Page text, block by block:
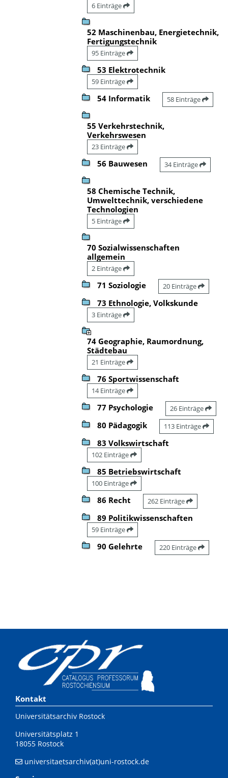
6 Einträge
52 Maschinenbau, Energietechnik,
Fertigungstechnik
95 Einträge
53 Elektrotechnik
59 Einträge
54 Informatik 58 Einträge
55 Verkehrstechnik,
Verkehrswesen
23 Einträge
56 Bauwesen 34 Einträge
58 Chemische Technik,
Umwelttechnik, verschiedene
Technologien
5 Einträge
70 Sozialwissenschaften
allgemein
2 Einträge
71 Soziologie 20 Einträge
73 Ethnologie, Volkskunde
3 Einträge
74 Geographie, Raumordnung,
Städtebau
21 Einträge
76 Sportwissenschaft
14 Einträge
77 Psychologie 26 Einträge
80 Pädagogik 113 Einträge
83 Volkswirtschaft
102 Einträge
85 Betriebswirtschaft
100 Einträge
86 Recht 262 Einträge
89 Politikwissenschaften
59 Einträge
90 Gelehrte 220 Einträge
Kontakt
Universitätsarchiv Rostock
Universitätsplatz 1
18055 Rostock
universitaetsarchiv(at)uni-rostock.de